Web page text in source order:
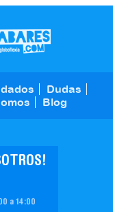
Dudas
Blog
a 14:00